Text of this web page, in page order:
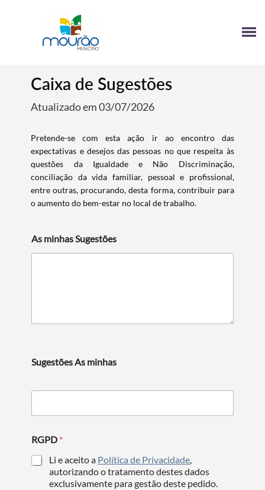
Caixa de Sugestões
Atualizado em 03/07/2026
Pretende-se com esta ação ir ao encontro das
expectativas e desejos das pessoas no que respeita às
questões da Igualdade e Não Discriminação,
conciliação da vida familiar, pessoal e profissional,
entre outras, procurando, desta forma, contribuir para
o aumento do bem-estar no local de trabalho.
As minhas Sugestões
Sugestões As minhas
RGPD *
Li e aceito a Política de Privacidade,
autorizando o tratamento destes dados
exclusivamente para gestão deste pedido.